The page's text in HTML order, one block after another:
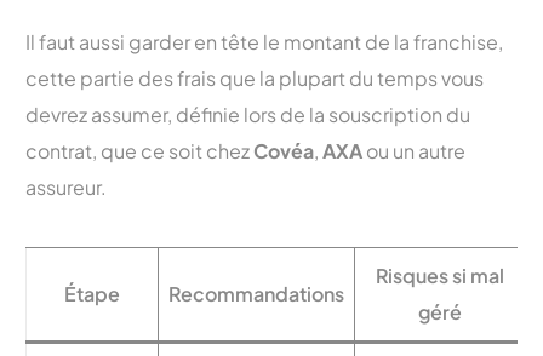
Il faut aussi garder en tête le montant de la franchise,
cette partie des frais que la plupart du temps vous
devrez assumer, définie lors de la souscription du
contrat, que ce soit chezCovéa,AXAou un autre
assureur.
Étape Recommandations
Risques si mal
géré